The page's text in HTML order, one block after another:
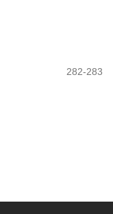
282-283